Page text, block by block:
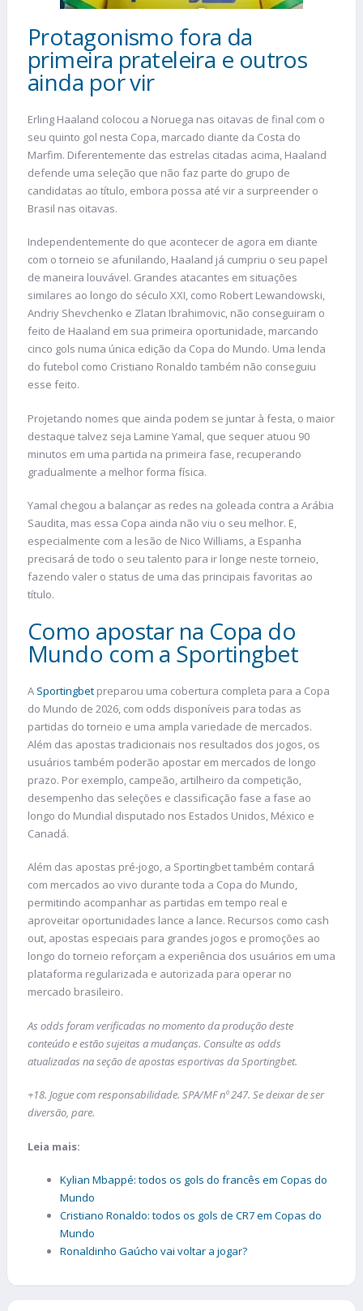
Protagonismo fora da
primeira prateleira e outros
ainda por vir
Erling Haaland colocou a Noruega nas oitavas de final com o
seu quinto gol nesta Copa, marcado diante da Costa do
Marfim. Diferentemente das estrelas citadas acima, Haaland
defende uma seleção que não faz parte do grupo de
candidatas ao título, embora possa até vir a surpreender o
Brasil nas oitavas.
Independentemente do que acontecer de agora em diante
com o torneio se afunilando, Haaland já cumpriu o seu papel
de maneira louvável. Grandes atacantes em situações
similares ao longo do século XXI, como Robert Lewandowski,
Andriy Shevchenko e Zlatan Ibrahimovic, não conseguiram o
feito de Haaland em sua primeira oportunidade, marcando
cinco gols numa única edição da Copa do Mundo. Uma lenda
do futebol como Cristiano Ronaldo também não conseguiu
esse feito.
Projetando nomes que ainda podem se juntar à festa, o maior
destaque talvez seja Lamine Yamal, que sequer atuou 90
minutos em uma partida na primeira fase, recuperando
gradualmente a melhor forma física.
Yamal chegou a balançar as redes na goleada contra a Arábia
Saudita, mas essa Copa ainda não viu o seu melhor. E,
especialmente com a lesão de Nico Williams, a Espanha
precisará de todo o seu talento para ir longe neste torneio,
fazendo valer o status de uma das principais favoritas ao
título.
Como apostar na Copa do
Mundo com a Sportingbet
A Sportingbet preparou uma cobertura completa para a Copa
do Mundo de 2026, com odds disponíveis para todas as
partidas do torneio e uma ampla variedade de mercados.
Além das apostas tradicionais nos resultados dos jogos, os
usuários também poderão apostar em mercados de longo
prazo. Por exemplo, campeão, artilheiro da competição,
desempenho das seleções e classificação fase a fase ao
longo do Mundial disputado nos Estados Unidos, México e
Canadá.
Além das apostas pré-jogo, a Sportingbet também contará
com mercados ao vivo durante toda a Copa do Mundo,
permitindo acompanhar as partidas em tempo real e
aproveitar oportunidades lance a lance. Recursos como cash
out, apostas especiais para grandes jogos e promoções ao
longo do torneio reforçam a experiência dos usuários em uma
plataforma regularizada e autorizada para operar no
mercado brasileiro.
As odds foram verificadas no momento da produção deste
conteúdo e estão sujeitas a mudanças. Consulte as odds
atualizadas na seção de apostas esportivas da Sportingbet.
+18. Jogue com responsabilidade. SPA/MF nº 247. Se deixar de ser
diversão, pare.
Leia mais:
Kylian Mbappé: todos os gols do francês em Copas do
Mundo
Cristiano Ronaldo: todos os gols de CR7 em Copas do
Mundo
Ronaldinho Gaúcho vai voltar a jogar?